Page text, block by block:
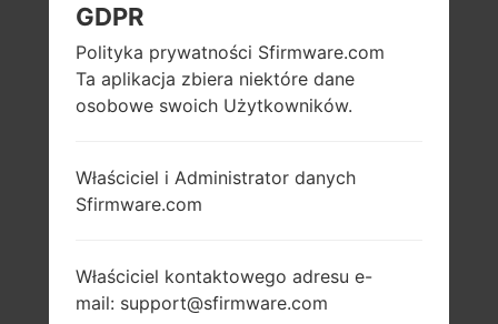
GDPR
Polityka prywatności Sfirmware.com
Ta aplikacja zbiera niektóre dane
osobowe swoich Użytkowników.
Właściciel i Administrator danych
Sfirmware.com
Właściciel kontaktowego adresu e-
mail: support@sfirmware.com